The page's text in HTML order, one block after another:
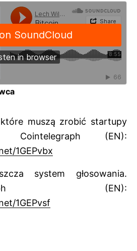
muszą zrobić startupy
Cointelegraph (EN):
1GEPvbx
system głosowania.
(EN):
1GEPvsf